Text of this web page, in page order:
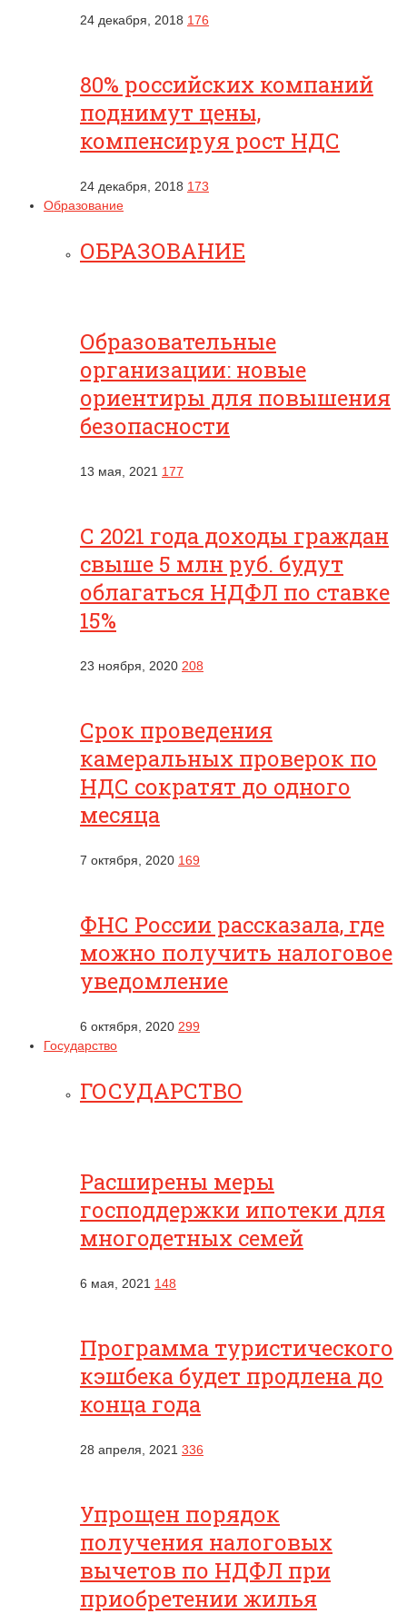
24 декабря, 2018 176
80% российских компаний
поднимут цены,
компенсируя рост НДС
24 декабря, 2018 173
Образование
ОБРАЗОВАНИЕ
Образовательные
организации: новые
ориентиры для повышения
безопасности
13 мая, 2021 177
С 2021 года доходы граждан
свыше 5 млн руб. будут
облагаться НДФЛ по ставке
15%
23 ноября, 2020 208
Срок проведения
камеральных проверок по
НДС сократят до одного
месяца
7 октября, 2020 169
ФНС России рассказала, где
можно получить налоговое
уведомление
6 октября, 2020 299
Государство
ГОСУДАРСТВО
Расширены меры
господдержки ипотеки для
многодетных семей
6 мая, 2021 148
Программа туристического
кэшбека будет продлена до
конца года
28 апреля, 2021 336
Упрощен порядок
получения налоговых
вычетов по НДФЛ при
приобретении жилья